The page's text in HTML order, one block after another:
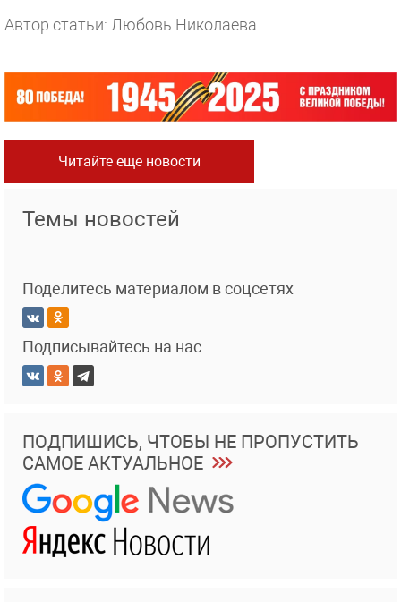
Автор статьи: Любовь Николаева
Читайте еще новости
Темы новостей
Поделитесь материалом в соцсетях
Подписывайтесь на нас
ПОДПИШИСЬ, ЧТОБЫ НЕ ПРОПУСТИТЬ
САМОЕ АКТУАЛЬНОЕ